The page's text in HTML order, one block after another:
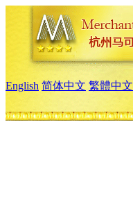
English 简体中文 繁體中文